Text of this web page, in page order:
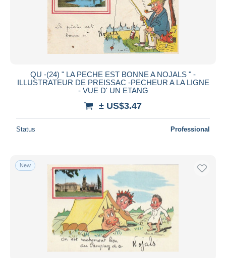
QU -(24) " LA PECHE EST BONNE A NOJALS " -
ILLUSTRATEUR DE PREISSAC -PECHEUR A LA LIGNE
- VUE D' UN ETANG
± US$3.47
Status Professional
New